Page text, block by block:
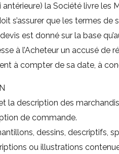
la Société livre les
s’assurer que les termes
est donné sur la base
à l’Acheteur un accusé
à compter de sa date, à
la description des
de commande.
dessins, descriptifs,
ou illustrations